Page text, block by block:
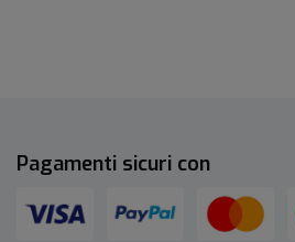
Pagamenti sicuri con